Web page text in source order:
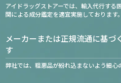
アイドラッグストアーでは、輸入代行する
関による成分鑑定を適宜実施しております。
メーカーまたは正規流通に基づ
す
弊社では、粗悪品が紛れ込まないよう細心